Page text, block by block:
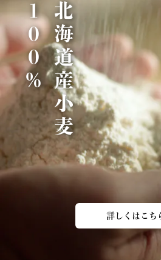
北
海
道
産
小
麦
1
0
0
％
詳しくはこち